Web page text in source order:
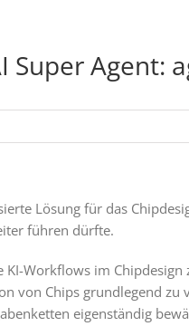
Super Agent:
Lösung für das
führen dürfte.
KI-Workflows im Chipdesign
von Chips grundlegend zu
eigenständig